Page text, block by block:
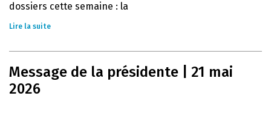
dossiers cette semaine : la
Lire la suite
Message de la présidente | 21 mai
2026